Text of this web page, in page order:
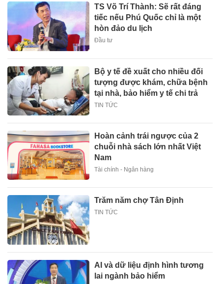
TS Võ Trí Thành: Sẽ rất đáng
tiếc nếu Phú Quốc chỉ là một
hòn đảo du lịch
Đầu tư
Bộ y tế đề xuất cho nhiều đối
tượng được khám, chữa bệnh
tại nhà, bảo hiểm y tế chi trả
TIN TỨC
Hoàn cảnh trái ngược của 2
chuỗi nhà sách lớn nhất Việt
Nam
Tài chính - Ngân hàng
Trăm năm chợ Tân Định
TIN TỨC
AI và dữ liệu định hình tương
lai ngành bảo hiểm